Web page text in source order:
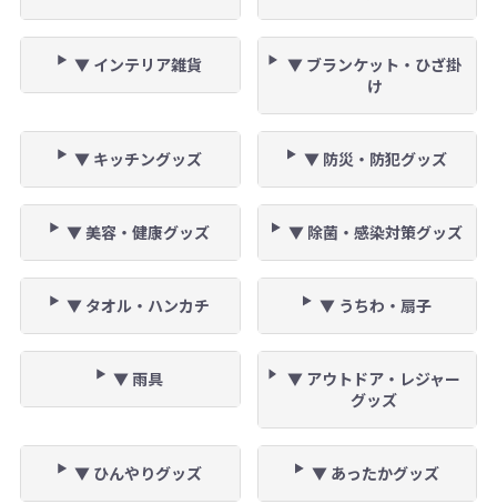
▼ インテリア雑貨
▼ ブランケット・ひざ掛
け
▼ キッチングッズ ▼ 防災・防犯グッズ
▼ 美容・健康グッズ ▼ 除菌・感染対策グッズ
▼ タオル・ハンカチ ▼ うちわ・扇子
▼ 雨具
▼ アウトドア・レジャー
グッズ
▼ ひんやりグッズ ▼ あったかグッズ